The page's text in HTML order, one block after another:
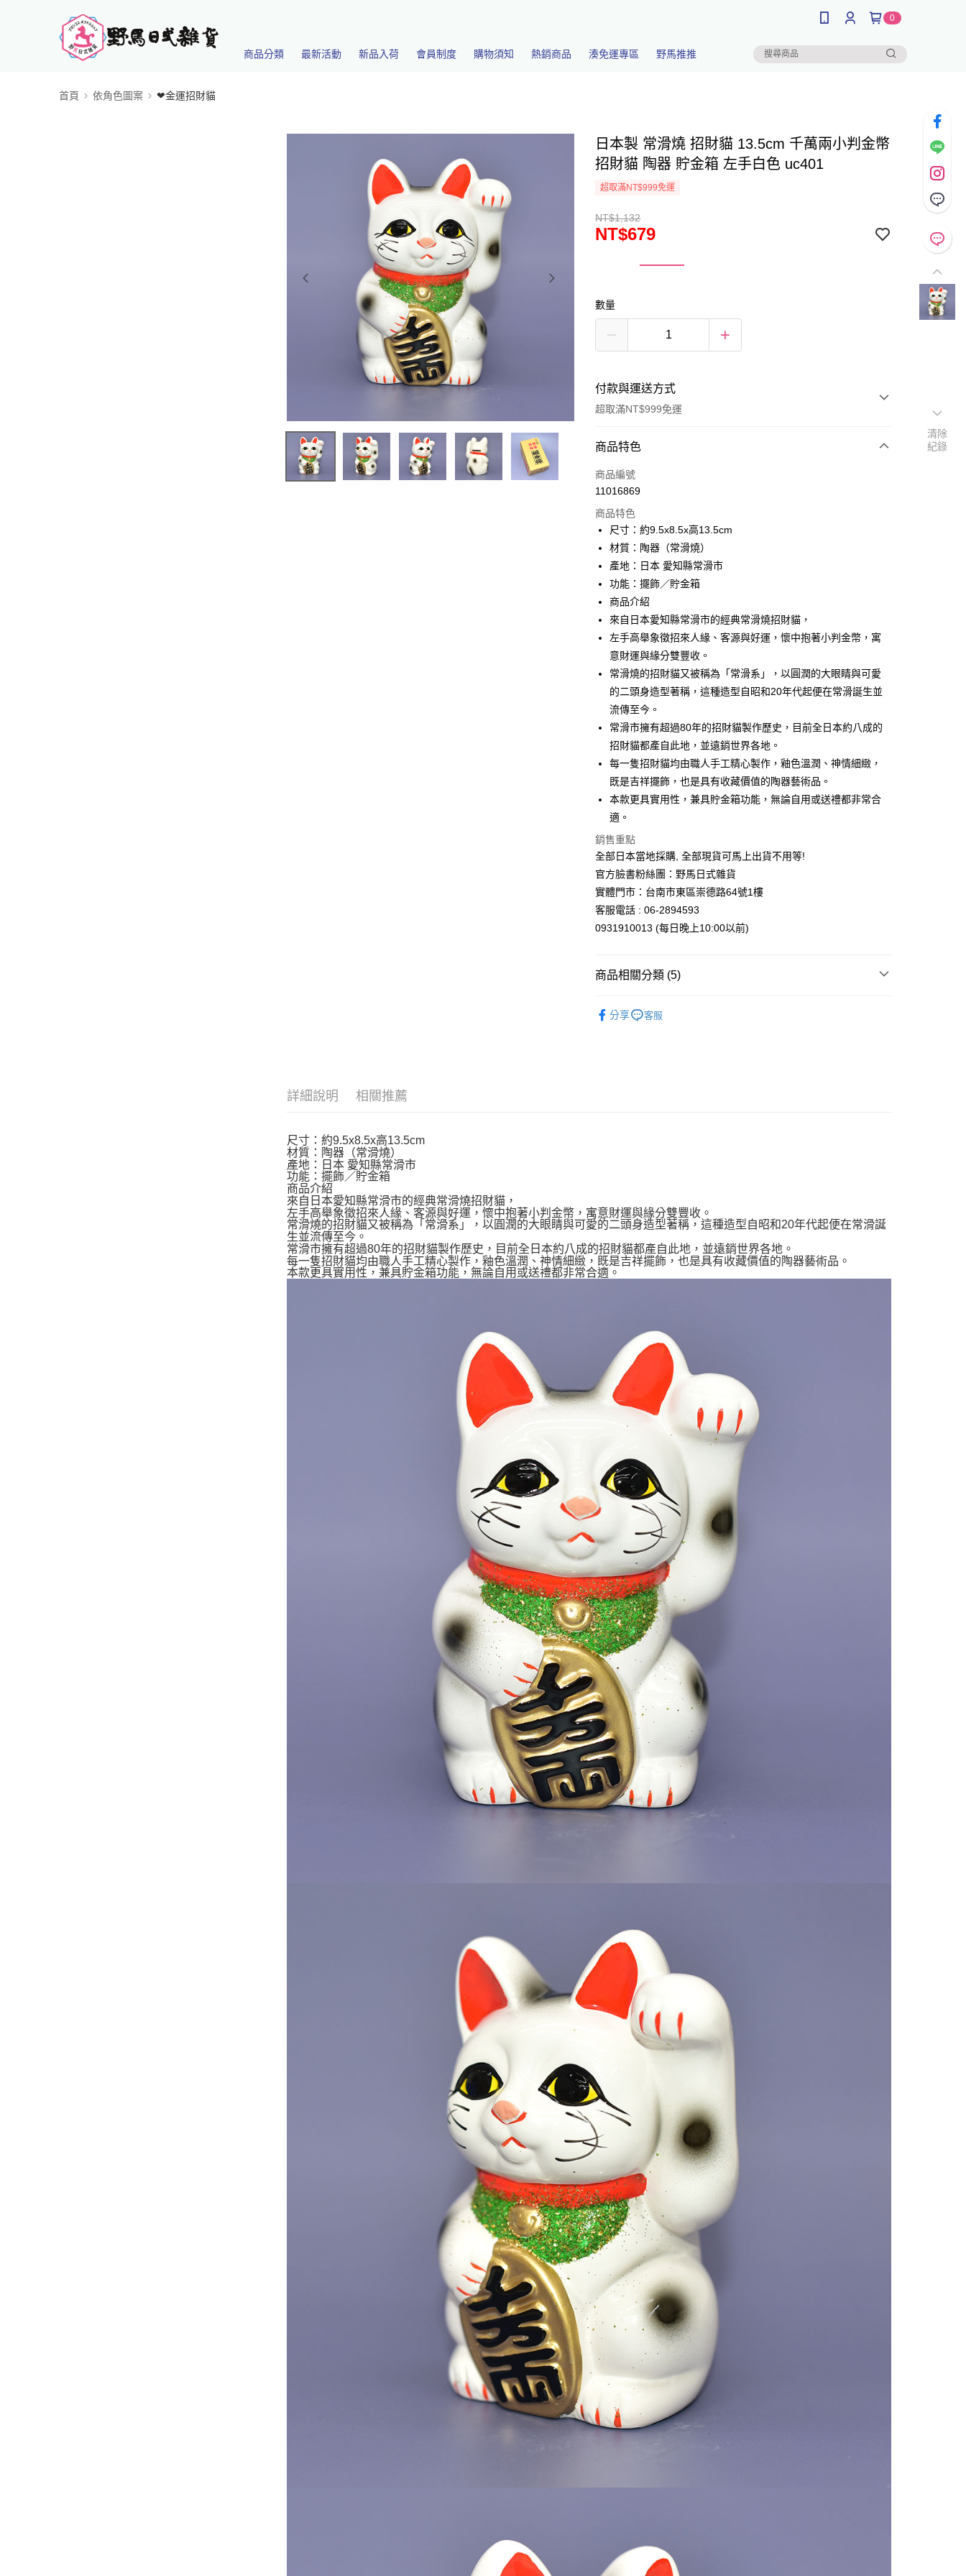
0
商品分類 最新活動 新品入荷 會員制度 購物須知 熱銷商品 湊免運專區 野馬推推
首頁 依角色圖案 ❤金運招財貓
日本製 常滑燒 招財貓 13.5cm 千萬兩小判金幣
招財貓 陶器 貯金箱 左手白色 uc401
超取滿NT$999免運
NT$1,132
NT$679
數量
付款與運送方式
超取滿NT$999免運
付款方式
信用卡一次付款
3 期 0 利率 每期NT$226
合作金庫商業銀行
華南商業銀行
國泰世華商業銀行
臺灣中小企業銀行
匯豐（台灣）商業銀行
華泰商業銀行
聯邦商業銀行
遠東國際商業銀行
元大商業銀行
台新國際商業銀行
中國信託商業銀行
台灣樂天信用卡公司
超商取貨付款
Apple Pay
悠遊付
Google Pay
ATM付款
全家取貨付款
每筆NT$65，滿NT$999(含以上)免運費
每筆NT$65，滿NT$999(含以上)免運費
7-11取貨付款
每筆NT$65，滿NT$999(含以上)免運費
商品特色
商品編號
11016869
商品特色
尺寸：約9.5x8.5x高13.5cm
材質：陶器（常滑燒）
產地：日本 愛知縣常滑市
功能：擺飾／貯金箱
商品介紹
來自日本愛知縣常滑市的經典常滑燒招財貓，
左手高舉象徵招來人緣、客源與好運，懷中抱著小判金幣，寓
意財運與緣分雙豐收。
常滑燒的招財貓又被稱為「常滑系」，以圓潤的大眼睛與可愛
的二頭身造型著稱，這種造型自昭和20年代起便在常滑誕生並
流傳至今。
常滑市擁有超過80年的招財貓製作歷史，目前全日本約八成的
招財貓都產自此地，並遠銷世界各地。
每一隻招財貓均由職人手工精心製作，釉色溫潤、神情細緻，
既是吉祥擺飾，也是具有收藏價值的陶器藝術品。
本款更具實用性，兼具貯金箱功能，無論自用或送禮都非常合
適。
銷售重點
全部日本當地採購, 全部現貨可馬上出貨不用等!
官方臉書粉絲團：野馬日式雜貨
實體門市：台南市東區崇德路64號1樓
客服電話 : 06-2894593
0931910013 (每日晚上10:00以前)
商品相關分類 (5)
分享 客服
詳細說明 相關推薦
尺寸：約9.5x8.5x高13.5cm
材質：陶器（常滑燒）
產地：日本 愛知縣常滑市
功能：擺飾／貯金箱
商品介紹
來自日本愛知縣常滑市的經典常滑燒招財貓，
左手高舉象徵招來人緣、客源與好運，懷中抱著小判金幣，寓意財運與緣分雙豐收。
常滑燒的招財貓又被稱為「常滑系」，以圓潤的大眼睛與可愛的二頭身造型著稱，這種造型自昭和20年代起便在常滑誕
生並流傳至今。
常滑市擁有超過80年的招財貓製作歷史，目前全日本約八成的招財貓都產自此地，並遠銷世界各地。
每一隻招財貓均由職人手工精心製作，釉色溫潤、神情細緻，既是吉祥擺飾，也是具有收藏價值的陶器藝術品。
本款更具實用性，兼具貯金箱功能，無論自用或送禮都非常合適。
清除
紀錄